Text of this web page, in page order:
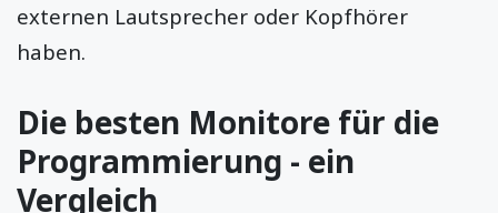
externen Lautsprecher oder Kopfhörer
haben.
Die besten Monitore für die
Programmierung - ein
Vergleich